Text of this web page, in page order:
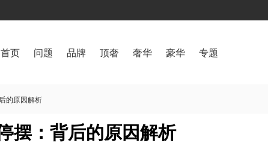
首页 问题 品牌 顶奢 奢华 豪华 专题
的原因解析
摆：背后的原因解析